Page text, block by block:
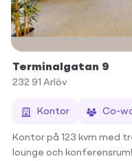
Terminalgatan 9
232 91 Arlöv
Kontor Co-
Kontor på 123 kvm med
lounge och konferensrum!